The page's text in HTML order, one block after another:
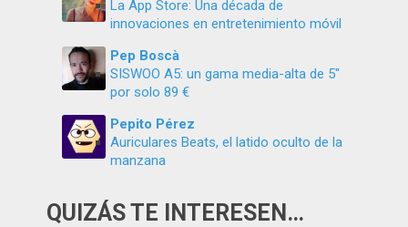
La App Store: Una década de
innovaciones en entretenimiento móvil
Pep Boscà
SISWOO A5: un gama media-alta de 5″
por solo 89 €
Pepito Pérez
Auriculares Beats, el latido oculto de la
manzana
QUIZÁS TE INTERESEN…